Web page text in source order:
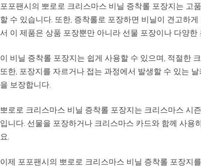
포포팬시의 뽀로로 크리스마스 비닐 증착롤 포장지는 고
할 수 있습니다. 또한, 증착롤로 포장하면 비닐이 견고하
서 이 제품은 상품 포장뿐만 아니라 선물 포장이나 다양한
이 비닐 증착롤 포장지는 쉽게 사용할 수 있으며, 적절한
또한, 포장지를 자르거나 접는 과정에서 발생할 수 있는
을 보장합니다.
뽀로로 크리스마스 비닐 증착롤 포장지는 크리스마스 시
입니다. 선물을 포장하거나 크리스마스 카드와 함께 사용
요.
이제 포포팬시의 뽀로로 크리스마스 비닐 증착롤 포장지